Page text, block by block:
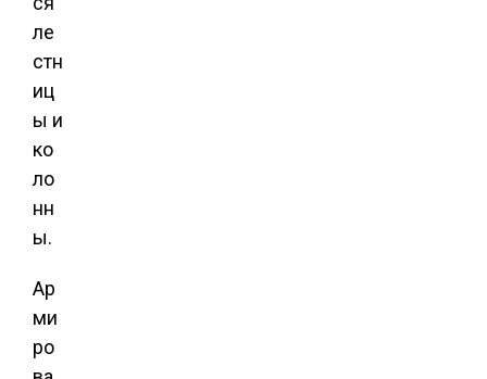
ле
стн
иц
ы и
ко
ло
нн
ы.
Ар
ми
ро